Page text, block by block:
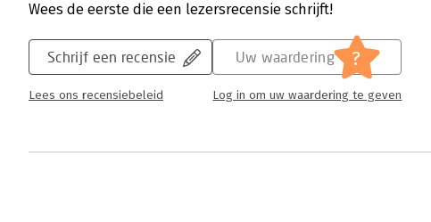
Wees de eerste die een lezersrecensie schrijft!
Schrijf een recensie
Lees ons recensiebeleid
Uw waardering ?
Log in om uw waardering te geven